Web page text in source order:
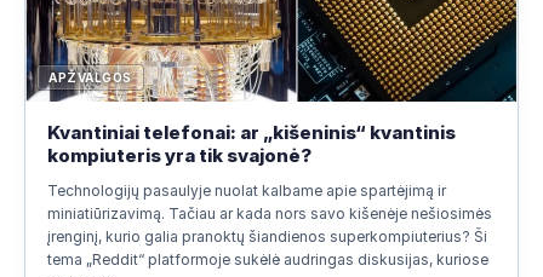
APŽVALGOS
Kvantiniai telefonai: ar „kišeninis“ kvantinis
kompiuteris yra tik svajonė?
Technologijų pasaulyje nuolat kalbame apie spartėjimą ir
miniatiūrizavimą. Tačiau ar kada nors savo kišenėje nešiosimės
įrenginį, kurio galia pranoktų šiandienos superkompiuterius? Ši
tema „Reddit“ platformoje sukėlė audringas diskusijas, kuriose